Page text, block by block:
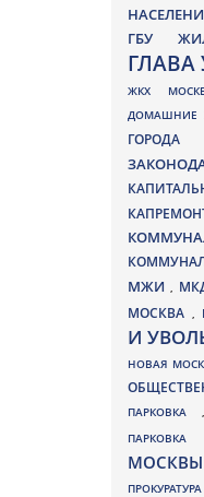
ГБУ
ЖКХ
ДОМАШНИЕ
ГОРОДА
МЖИ,
МОСКВА ,
И
НОВАЯ
ПАРКОВКА
ПАРКОВКА
МОСКВЫ